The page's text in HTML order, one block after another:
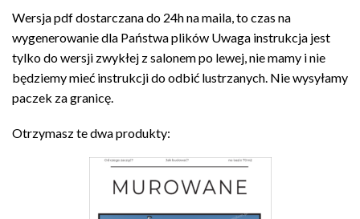
Wersja pdf dostarczana do 24h na maila, to czas na
wygenerowanie dla Państwa plików Uwaga instrukcja jest
tylko do wersji zwykłej z salonem po lewej, nie mamy i nie
będziemy mieć instrukcji do odbić lustrzanych. Nie wysyłamy
paczek za granicę.
Otrzymasz te dwa produkty: